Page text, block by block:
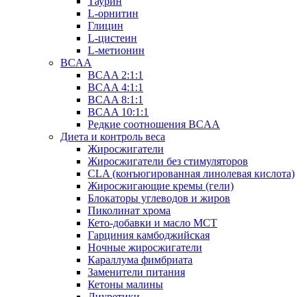
L-орнитин
Глицин
L-цистеин
L-метионин
BCAA
BCAA 2:1:1
BCAA 4:1:1
BCAA 8:1:1
BCAA 10:1:1
Редкие соотношения BCAA
Диета и контроль веса
Жиросжигатели
Жиросжигатели без стимуляторов
CLA (конъюгированная линолевая кислота)
Жиросжигающие кремы (гели)
Блокаторы углеводов и жиров
Пиколинат хрома
Кето-добавки и масло МСТ
Гарциния камбоджийская
Ночные жиросжигатели
Караллума фимбриата
Заменители питания
Кетоны малины